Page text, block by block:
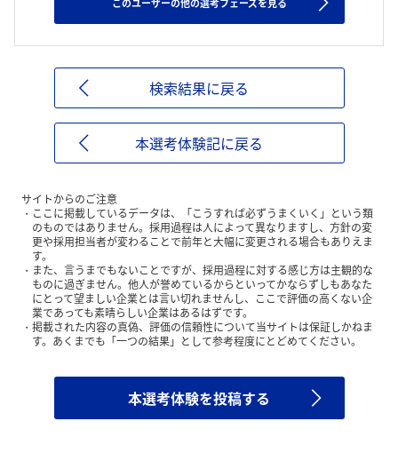
検索結果に戻る
本選考体験記に戻る
サイトからのご注意
ここに掲載しているデータは、「こうすれば必ずうまくいく」という類
のものではありません。採用過程は人によって異なりますし、方針の変
更や採用担当者が変わることで前年と大幅に変更される場合もありえま
す。
また、言うまでもないことですが、採用過程に対する感じ方は主観的な
ものに過ぎません。他人が誉めているからといってかならずしもあなた
にとって望ましい企業とは言い切れませんし、ここで評価の高くない企
業であっても素晴らしい企業はあるはずです。
掲載された内容の真偽、評価の信頼性について当サイトは保証しかねま
す。あくまでも「一つの結果」として参考程度にとどめてください。
本選考体験を投稿する